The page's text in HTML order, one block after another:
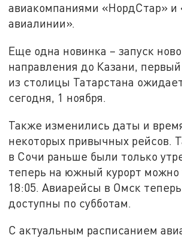
авиакомпаниями «НордСтар» и
авиалинии».
Еще одна новинка – запуск
направления до Казани, первый
из столицы Татарстана
сегодня, 1 ноября.
Также изменились даты и
некоторых привычных рейсов.
в Сочи раньше были только
теперь на южный курорт можно
18:05. Авиарейсы в Омск
доступны по субботам.
С актуальным расписанием